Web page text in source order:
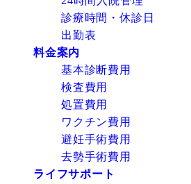
診療時間・休診日
出勤表
料金案内
基本診断費用
検査費用
処置費用
ワクチン費用
避妊手術費用
去勢手術費用
ライフサポート